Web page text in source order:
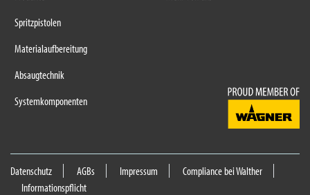
Spritzpistolen
Materialaufbereitung
Absaugtechnik
Systemkomponenten
Datenschutz AGBs Impressum
Compliance bei Walther
Informationspflicht